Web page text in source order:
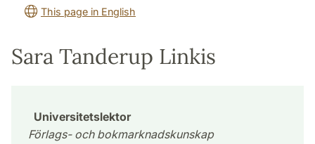
This page in English
Sara Tanderup Linkis
Universitetslektor
Förlags- och bokmarknadskunskap